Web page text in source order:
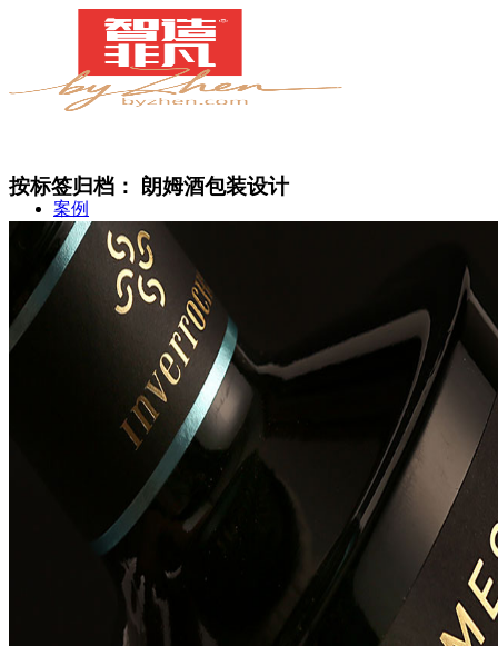
案例
智造中心
按标签归档： 朗姆酒包装设计